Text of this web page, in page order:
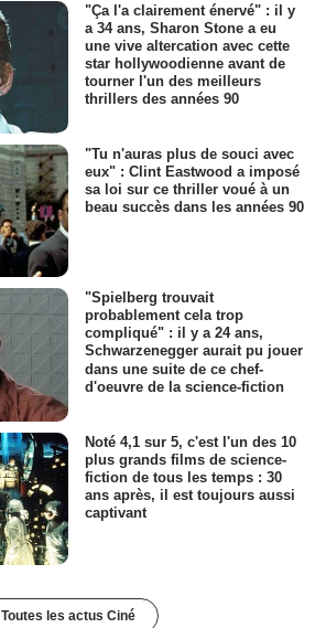
"Ça l'a clairement énervé" : il y
a 34 ans, Sharon Stone a eu
une vive altercation avec cette
star hollywoodienne avant de
tourner l'un des meilleurs
thrillers des années 90
"Tu n'auras plus de souci avec
eux" : Clint Eastwood a imposé
sa loi sur ce thriller voué à un
beau succès dans les années 90
"Spielberg trouvait
probablement cela trop
compliqué" : il y a 24 ans,
Schwarzenegger aurait pu jouer
dans une suite de ce chef-
d'oeuvre de la science-fiction
Noté 4,1 sur 5, c'est l'un des 10
plus grands films de science-
fiction de tous les temps : 30
ans après, il est toujours aussi
captivant
Toutes les actus Ciné